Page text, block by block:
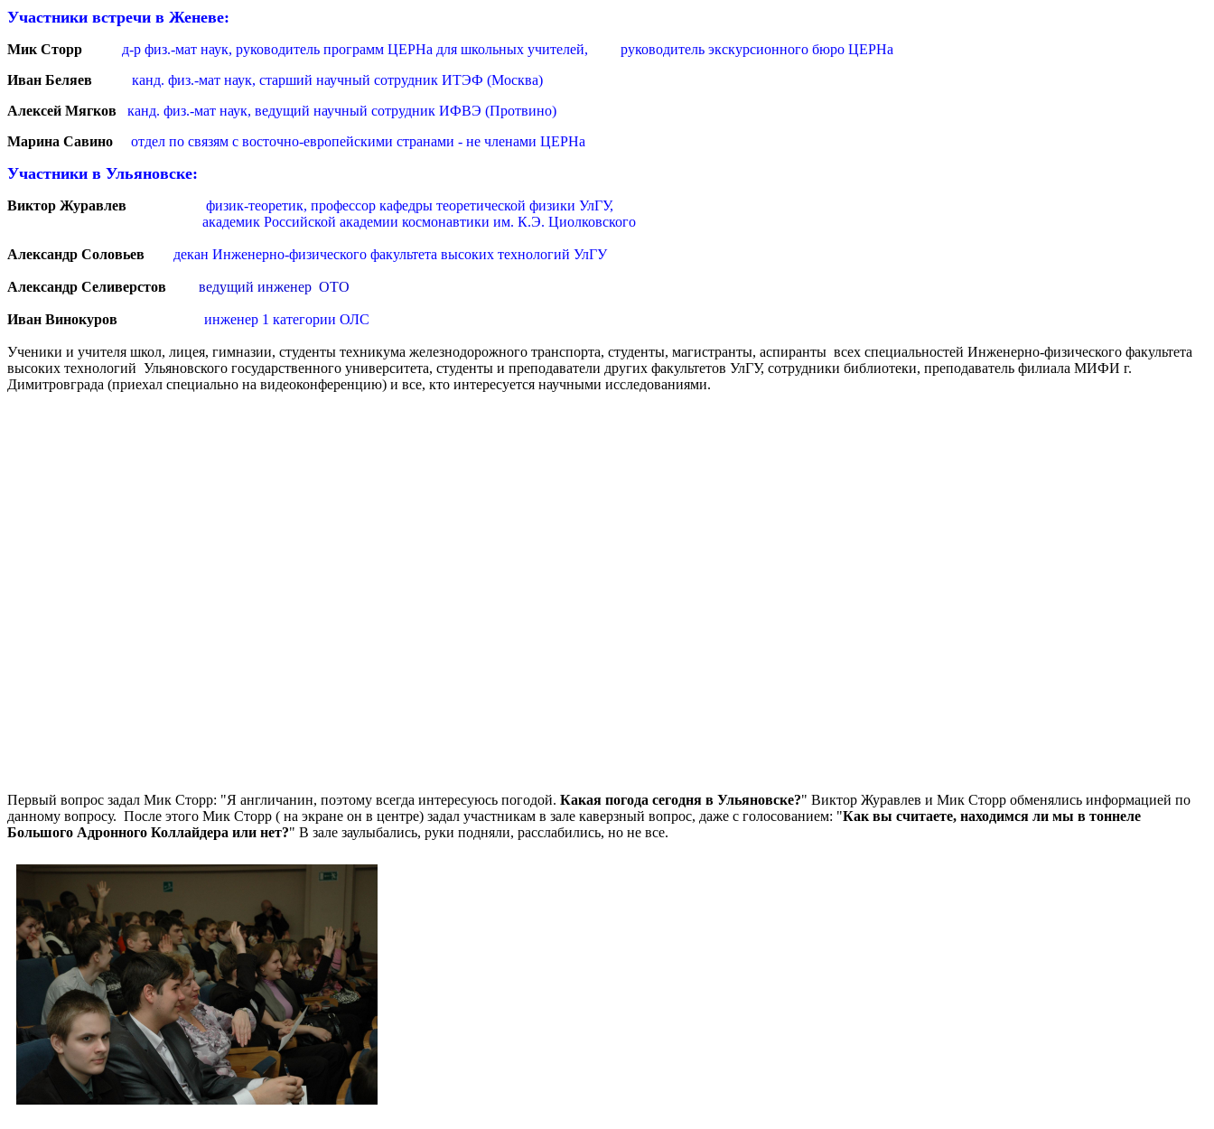
Участники встречи в Женеве:
Мик Сторр
д-р физ.-мат наук, руководитель программ ЦЕРНа для школьных учителей, руководитель экскурсионного бюро ЦЕРНа
Иван Беляев
канд. физ.-мат наук, старший научный сотрудник ИТЭФ (Москва)
Алексей Мягков
канд. физ.-мат наук, ведущий научный сотрудник ИФВЭ (Протвино)
Марина Савино
отдел по связям с восточно-европейскими странами - не членами ЦЕРНа
Участники в Ульяновске:
Виктор Журавлев
физик-теоретик, профессор кафедры теоретической физики УлГУ,
академик Российской академии космонавтики им. К.Э. Циолковского
Александр Соловьев декан Инженерно-физического факультета высоких технологий УлГУ
Александр Селиверстов ведущий инженер ОТО
Иван Винокуров инженер 1 категории ОЛС
Ученики и учителя школ, лицея, гимназии, студенты техникума железнодорожного транспорта, студенты, магистранты, аспиранты всех специальностей Инженерно-физического факультета
высоких технологий Ульяновского государственного университета, студенты и преподаватели других факультетов УлГУ, сотрудники библиотеки, преподаватель филиала МИФИ г.
Димитровграда (приехал специально на видеоконференцию) и все, кто интересуется научными исследованиями.
Первый вопрос задал Мик Сторр: "Я англичанин, поэтому всегда интересуюсь погодой. Какая погода сегодня в Ульяновске?" Виктор Журавлев и Мик Сторр обменялись информацией по
данному вопросу. После этого Мик Сторр ( на экране он в центре) задал участникам в зале каверзный вопрос, даже с голосованием: "Как вы считаете, находимся ли мы в тоннеле
Большого Адронного Коллайдера или нет?" В зале заулыбались, руки подняли, расслабились, но не все.